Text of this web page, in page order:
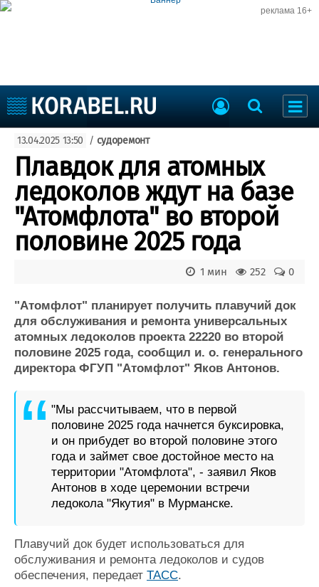
реклама 16+
Судоходство
Судоремонт
События
Пресс-релизы
Порты
Рыболовство
ВМФ
Яхты и катера
Еще
Пульс
Новости
Компании
Репутация
Работа
Журнал
Реклама
Доска объявлений
Продажа флота
Оборудование
Изделия
Материалы
Конференции
Выставки и семинары
Личности
Флот
Галерея флота
Форум
13.04.2025 13:50 / судоремонт
Плавдок для атомных
ледоколов ждут на базе
"Атомфлота" во второй
половине 2025 года
0
252
1 мин
"Атомфлот" планирует получить плавучий док
для обслуживания и ремонта универсальных
атомных ледоколов проекта 22220 во второй
половине 2025 года, сообщил и. о. генерального
директора ФГУП "Атомфлот" Яков Антонов.
"Мы рассчитываем, что в первой
половине 2025 года начнется буксировка,
и он прибудет во второй половине этого
года и займет свое достойное место на
территории "Атомфлота", - заявил Яков
Антонов в ходе церемонии встречи
ледокола "Якутия" в Мурманске.
Плавучий док будет использоваться для
обслуживания и ремонта ледоколов и судов
обеспечения, передает ТАСС.